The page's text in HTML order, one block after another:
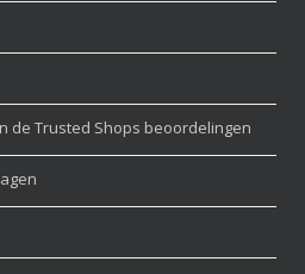
de Trusted Shops beoordelingen